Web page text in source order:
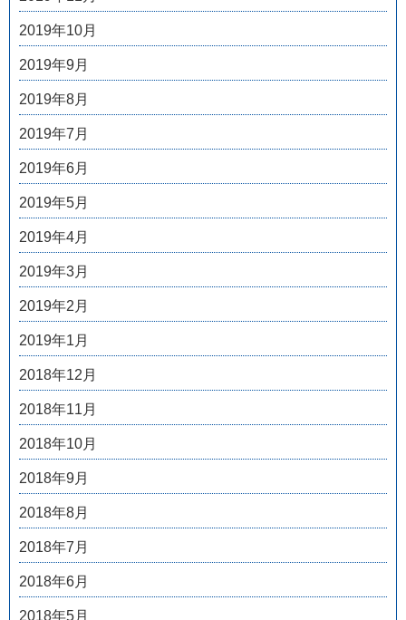
2019年10月
2019年9月
2019年8月
2019年7月
2019年6月
2019年5月
2019年4月
2019年3月
2019年2月
2019年1月
2018年12月
2018年11月
2018年10月
2018年9月
2018年8月
2018年7月
2018年6月
2018年5月